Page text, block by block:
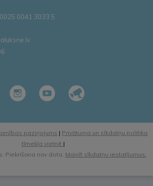
0041 3033 5
paziņojums | Privātuma un sīkdatņu politika
tīmekļa vietnē |
Piekrišana nav dota. Mainīt sīkdatņu iestatījumus.